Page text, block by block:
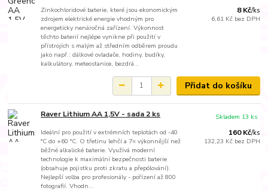
Zinkochloridové baterie, které jsou ekonomickým
zdrojem elektrické energie vhodným pro
energeticky nenáročná zařízení. Výkonnost
těchto baterií nejlépe vynikne při použití v
přístrojích s malým až středním odběrem proudu
jako např.: dálkové ovladače, hodiny, budíky,
kalkulátory, meteostanice, bezdrá...
8 Kč/ks
6,61 Kč bez DPH
Přidat do košíku
Raver Lithium AA 1,5V - sada 2 ks
Ideální pro použití v extrémních teplotách od -40
°C do +60 °C. O třetinu lehčí a 7× výkonnější než
běžné alkalické baterie. Využívá moderní
technologie k maximální bezpečnosti baterie
(obsahuje pojistku proti zkratu a přepólování).
Nejlepší volba pro profesionály - pořízení až 800
fotografií. Vhodn...
160 Kč/ks
132,23 Kč bez DPH
Skladem 13 ks